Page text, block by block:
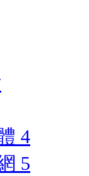
4
5